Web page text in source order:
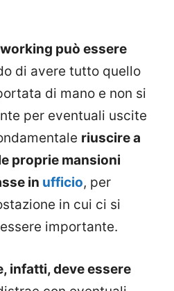
può essere
di avere tutto quello
di mano e non si
per eventuali uscite
riuscire a
proprie mansioni
in ufficio, per
in cui ci si
importante.
infatti, deve essere